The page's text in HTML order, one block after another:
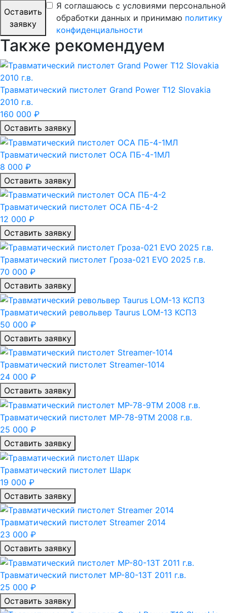
Оставить
заявку
Я соглашаюсь с условиями персональной
обработки данных и принимаю политику
конфиденциальности
Также рекомендуем
Травматический пистолет Grand Power T12 Slovakia
2010 г.в.
160 000 ₽
Оставить заявку
Травматический пистолет ОСА ПБ-4-1МЛ
8 000 ₽
Оставить заявку
Травматический пистолет ОСА ПБ-4-2
12 000 ₽
Оставить заявку
Травматический пистолет Гроза-021 EVO 2025 г.в.
70 000 ₽
Оставить заявку
Травматический револьвер Taurus LOM-13 КСПЗ
50 000 ₽
Оставить заявку
Травматический пистолет Streamer-1014
24 000 ₽
Оставить заявку
Травматический пистолет МР-78-9ТМ 2008 г.в.
25 000 ₽
Оставить заявку
Травматический пистолет Шарк
19 000 ₽
Оставить заявку
Травматический пистолет Streamer 2014
23 000 ₽
Оставить заявку
Травматический пистолет МР-80-13Т 2011 г.в.
25 000 ₽
Оставить заявку